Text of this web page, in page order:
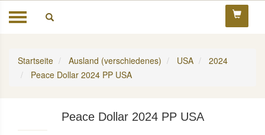
Toggle
Startseite Ausland (verschiedenes) USA
2024
Peace Dollar 2024 PP USA
Peace Dollar 2024 PP USA